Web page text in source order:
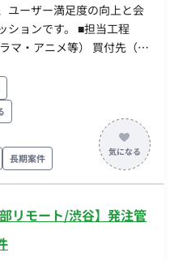
ユーザー満足度の向上と会
す。 ■担当工程
メ等） 買付先（制
がら業務を進めていただき
市場ト
から、権利元へのアプロ
ロジェクトの進捗に合わせ
、PowerPoint等） そ
な参画を期待していま
長期案件
リモート/渋谷】発注管